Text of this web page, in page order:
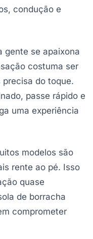
condução e
gente se apaixona
costuma ser
do toque.
passe rápido e
uma experiência
modelos são
rente ao pé. Isso
quase
de borracha
comprometer